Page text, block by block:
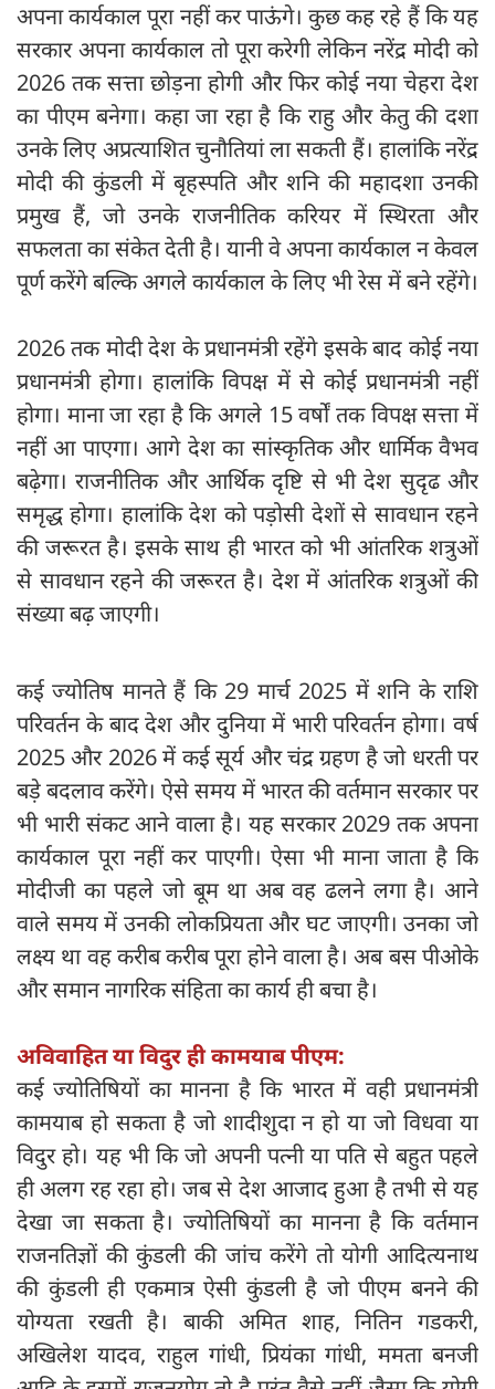
अपना कार्यकाल पूरा नहीं कर पाऊंगे। कुछ कह रहे हैं कि यह
सरकार अपना कार्यकाल तो पूरा करेगी लेकिन नरेंद्र मोदी को
2026 तक सत्ता छोड़ना होगी और फिर कोई नया चेहरा देश
का पीएम बनेगा। कहा जा रहा है कि राहु और केतु की दशा
उनके लिए अप्रत्याशित चुनौतियां ला सकती हैं। हालांकि नरेंद्र
मोदी की कुंडली में बृहस्पति और शनि की महादशा उनकी
प्रमुख हैं, जो उनके राजनीतिक करियर में स्थिरता और
सफलता का संकेत देती है। यानी वे अपना कार्यकाल न केवल
पूर्ण करेंगे बल्कि अगले कार्यकाल के लिए भी रेस में बने रहेंगे।
2026 तक मोदी देश के प्रधानमंत्री रहेंगे इसके बाद कोई नया
प्रधानमंत्री होगा। हालांकि विपक्ष में से कोई प्रधानमंत्री नहीं
होगा। माना जा रहा है कि अगले 15 वर्षों तक विपक्ष सत्ता में
नहीं आ पाएगा। आगे देश का सांस्कृतिक और धार्मिक वैभव
बढ़ेगा। राजनीतिक और आर्थिक दृष्टि से भी देश सुदृढ और
समृद्ध होगा। हालांकि देश को पड़ोसी देशों से सावधान रहने
की जरूरत है। इसके साथ ही भारत को भी आंतरिक शत्रुओं
से सावधान रहने की जरूरत है। देश में आंतरिक शत्रुओं की
संख्या बढ़ जाएगी।
कई ज्योतिष मानते हैं कि 29 मार्च 2025 में शनि के राशि
परिवर्तन के बाद देश और दुनिया में भारी परिवर्तन होगा। वर्ष
2025 और 2026 में कई सूर्य और चंद्र ग्रहण है जो धरती पर
बड़े बदलाव करेंगे। ऐसे समय में भारत की वर्तमान सरकार पर
भी भारी संकट आने वाला है। यह सरकार 2029 तक अपना
कार्यकाल पूरा नहीं कर पाएगी। ऐसा भी माना जाता है कि
मोदीजी का पहले जो बूम था अब वह ढलने लगा है। आने
वाले समय में उनकी लोकप्रियता और घट जाएगी। उनका जो
लक्ष्य था वह करीब करीब पूरा होने वाला है। अब बस पीओके
और समान नागरिक संहिता का कार्य ही बचा है।
अविवाहित या विदुर ही कामयाब पीएम:
कई ज्योतिषियों का मानना है कि भारत में वही प्रधानमंत्री
कामयाब हो सकता है जो शादीशुदा न हो या जो विधवा या
विदुर हो। यह भी कि जो अपनी पत्नी या पति से बहुत पहले
ही अलग रह रहा हो। जब से देश आजाद हुआ है तभी से यह
देखा जा सकता है। ज्योतिषियों का मानना है कि वर्तमान
राजनतिज्ञों की कुंडली की जांच करेंगे तो योगी आदित्यनाथ
की कुंडली ही एकमात्र ऐसी कुंडली है जो पीएम बनने की
योग्यता रखती है। बाकी अमित शाह, नितिन गडकरी,
अखिलेश यादव, राहुल गांधी, प्रियंका गांधी, ममता बनजी